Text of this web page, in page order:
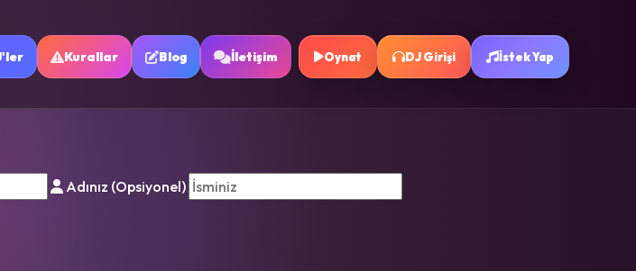
Kurallar Blog İletişim Oynat DJ Girişi İstek Yap
Adınız (Opsiyonel)